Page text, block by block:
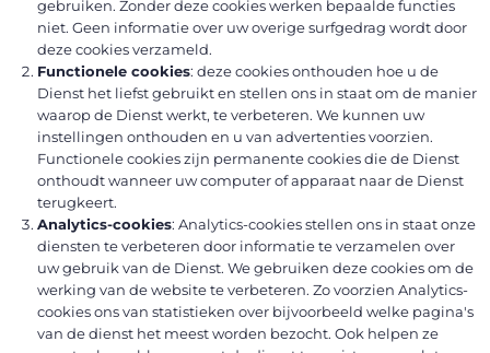
gebruiken. Zonder deze cookies werken bepaalde functies
niet. Geen informatie over uw overige surfgedrag wordt door
deze cookies verzameld.
Functionele cookies: deze cookies onthouden hoe u de
Dienst het liefst gebruikt en stellen ons in staat om de manier
waarop de Dienst werkt, te verbeteren. We kunnen uw
instellingen onthouden en u van advertenties voorzien.
Functionele cookies zijn permanente cookies die de Dienst
onthoudt wanneer uw computer of apparaat naar de Dienst
terugkeert.
Analytics-cookies: Analytics-cookies stellen ons in staat onze
diensten te verbeteren door informatie te verzamelen over
uw gebruik van de Dienst. We gebruiken deze cookies om de
werking van de website te verbeteren. Zo voorzien Analytics-
cookies ons van statistieken over bijvoorbeeld welke pagina's
van de dienst het meest worden bezocht. Ook helpen ze